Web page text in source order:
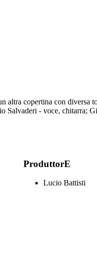
altra copertina con
- voce, chitarra;
ProduttorE
Lucio Battisti